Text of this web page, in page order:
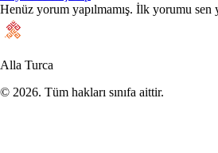
Henüz yorum yapılmamış. İlk yorumu sen
Alla Turca
© 2026. Tüm hakları sınıfa aittir.